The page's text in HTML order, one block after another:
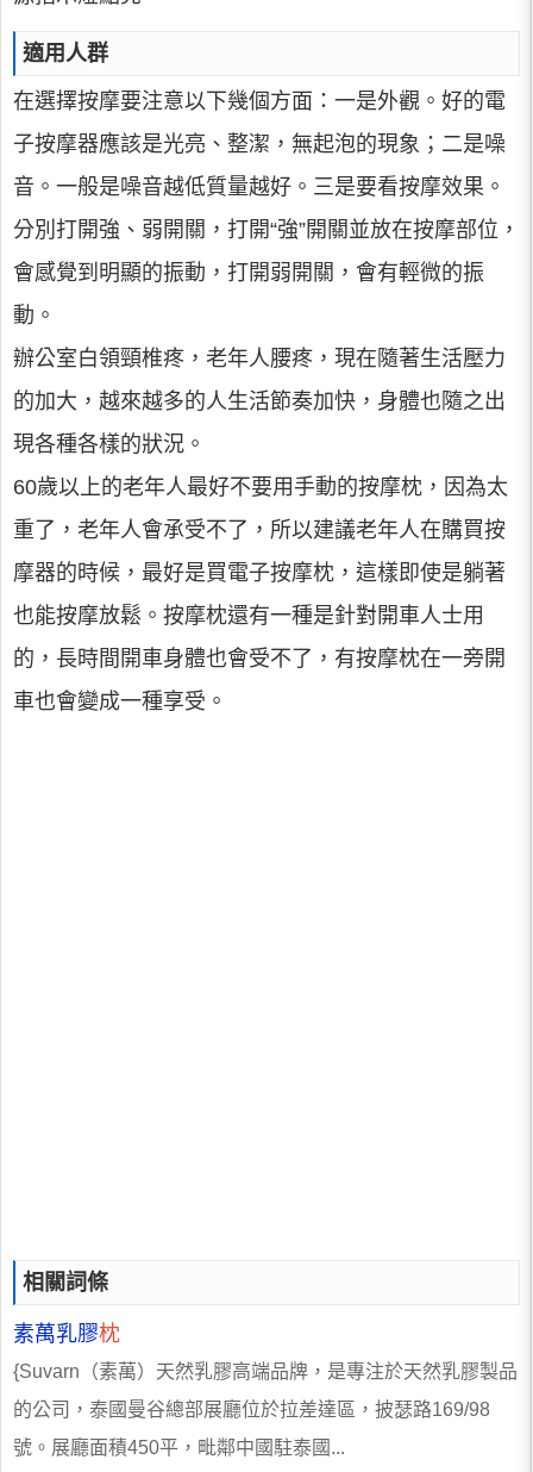
適用人群
在選擇按摩要注意以下幾個方面：一是外觀。好的電
子按摩器應該是光亮、整潔，無起泡的現象；二是噪
音。一般是噪音越低質量越好。三是要看按摩效果。
分別打開強、弱開關，打開“強”開關並放在按摩部位，
會感覺到明顯的振動，打開弱開關，會有輕微的振
動。
辦公室白領頸椎疼，老年人腰疼，現在隨著生活壓力
的加大，越來越多的人生活節奏加快，身體也隨之出
現各種各樣的狀況。
60歲以上的老年人最好不要用手動的按摩枕，因為太
重了，老年人會承受不了，所以建議老年人在購買按
摩器的時候，最好是買電子按摩枕，這樣即使是躺著
也能按摩放鬆。按摩枕還有一種是針對開車人士用
的，長時間開車身體也會受不了，有按摩枕在一旁開
車也會變成一種享受。
相關詞條
素萬乳膠枕
{Suvarn（素萬）天然乳膠高端品牌，是專注於天然乳膠製品
的公司，泰國曼谷總部展廳位於拉差達區，披瑟路169/98
號。展廳面積450平，毗鄰中國駐泰國...